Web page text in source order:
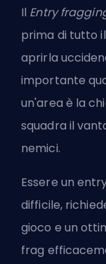
Il Entry
prima di tutto
aprirla
importante
un'area è la
squadra il
nemici.
Essere un
difficile,
gioco e un
frag